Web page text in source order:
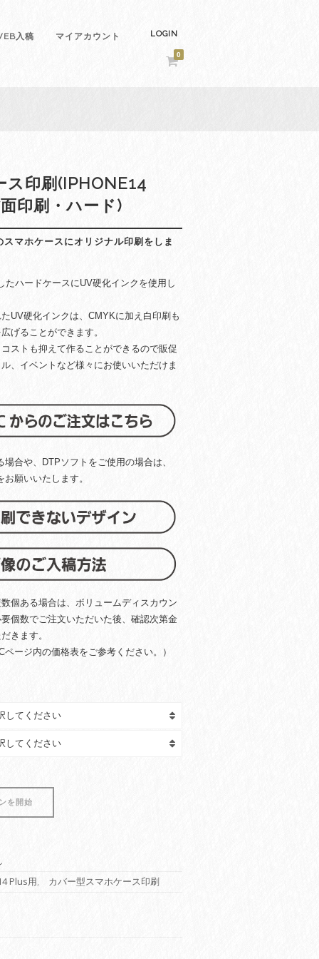
入稿 マイアカウント LOGIN
0
ス印刷(IPHONE14
印刷・ハード)
スマホケースにオリジナル印刷をしま
たハードケースにUV硬化インクを使用し
UV硬化インクは、CMYKに加え白印刷も
げることができます。
ストも抑えて作ることができるので販促
、イベントなど様々にお使いいただけま
合や、DTPソフトをご使用の場合は、
願いいたします。
個ある場合は、ボリュームディスカウン
個数でご注文いただいた後、確認次第金
きます。
ージ内の価格表をご参考ください。）
を開始
Plus用, カバー型スマホケース印刷